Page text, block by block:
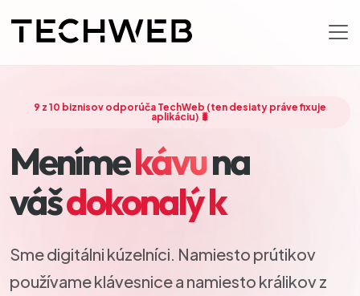
9 z 10 biznisov odporúča TechWeb (ten desiaty práve fixuje
aplikáciu) 🐛
Menímekávuna
vášdokonalý kód
Sme digitálni kúzelníci. Namiesto prútikov
používame klávesnice a namiesto králikov z